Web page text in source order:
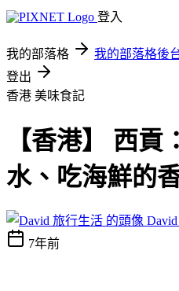
登入
我的部落格 我的部落格後
登出
香港 美味食記
【香港】 西
水、吃海鮮的
7年前